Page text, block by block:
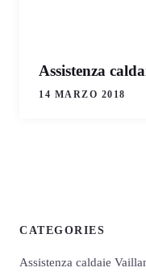
Assistenza
14 MARZO 2018
CATEGORIES
Assistenza caldaie